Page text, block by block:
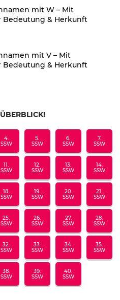
mit W – Mit
Bedeutung & Herkunft
mit V – Mit
Bedeutung & Herkunft
4.
SSW
5.
SSW
6.
SSW
7.
SSW
11.
SSW
12.
SSW
13.
SSW
14.
SSW
18.
SSW
19.
SSW
20.
SSW
21.
SSW
25.
SSW
26.
SSW
27.
SSW
28.
SSW
32.
SSW
33.
SSW
34.
SSW
35.
SSW
38.
SSW
39.
SSW
40.
SSW